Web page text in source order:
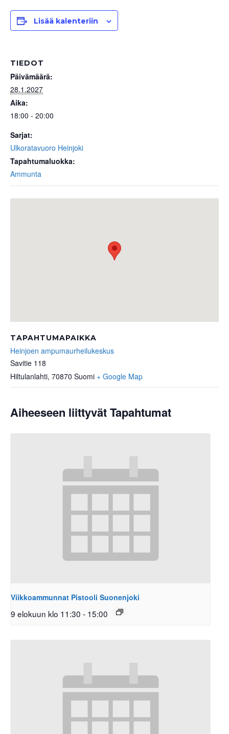
Lisää kalenteriin
TIEDOT
Päivämäärä:
28.1.2027
Aika:
18:00 - 20:00
Sarjat:
Ulkoratavuoro Heinjoki
Tapahtumaluokka:
Ammunta
TAPAHTUMAPAIKKA
Heinjoen ampumaurheilukeskus
Savitie 118
Hiltulanlahti, 70870 Suomi + Google Map
Aiheeseen liittyvät Tapahtumat
Viikkoammunnat Pistooli Suonenjoki
9 elokuun klo 11:30 - 15:00